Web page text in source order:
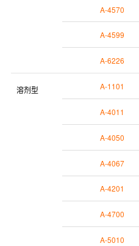
A-4570
A-4599
A-6226
溶剂型 A-1101
A-4011
A-4050
A-4067
A-4201
A-4700
A-5010